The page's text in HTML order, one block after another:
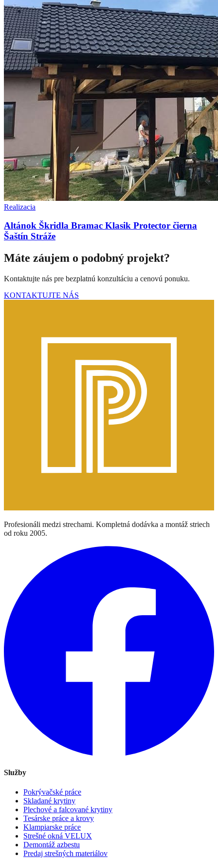
Realizacia
Altánok Škridla Bramac Klasik Protector čierna
Šaštín Stráže
Máte záujem o podobný projekt?
Kontaktujte nás pre bezplatnú konzultáciu a cenovú ponuku.
KONTAKTUJTE NÁS
Profesionáli medzi strechami. Kompletná dodávka a montáž striech
od roku 2005.
Služby
Pokrývačské práce
Skladané krytiny
Plechové a falcované krytiny
Tesárske práce a krovy
Klampiarske práce
Strešné okná VELUX
Demontáž azbestu
Predaj strešných materiálov